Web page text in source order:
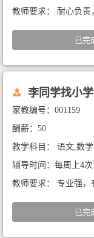
小时
教师要求： 耐心负责
已完
李同学找小
家教编号：001159
酬薪：50
教学科目： 语文,数
辅导时间：每周上4
小时
教师要求： 专业强，
已完